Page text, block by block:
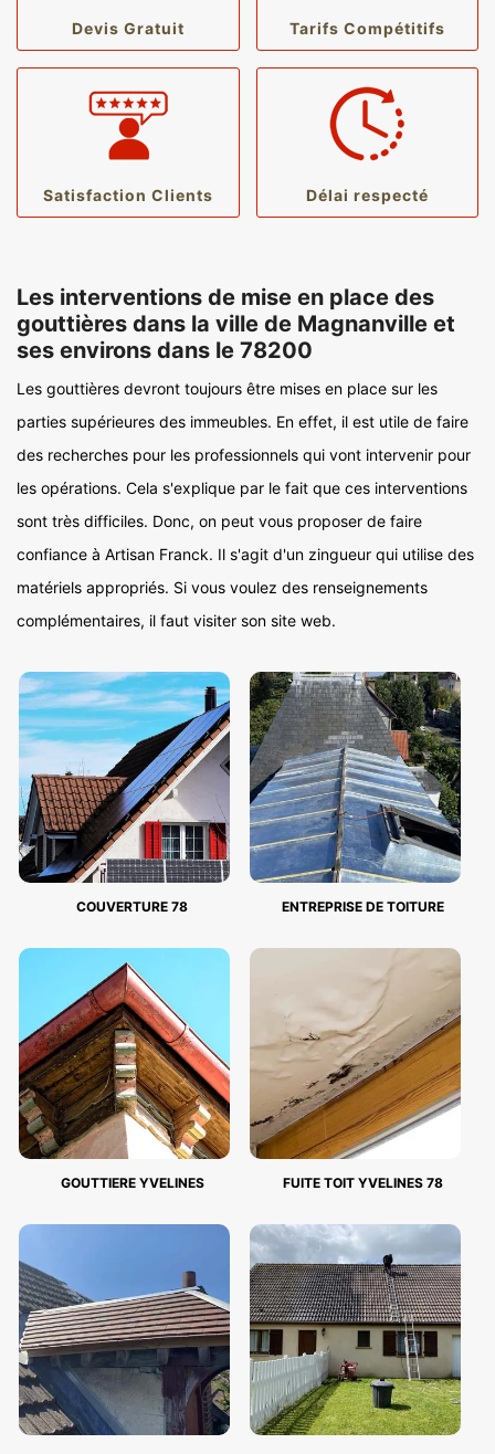
Devis Gratuit Tarifs Compétitifs
Satisfaction Clients Délai respecté
Les interventions de mise en place des
gouttières dans la ville de Magnanville et
ses environs dans le 78200
Les gouttières devront toujours être mises en place sur les
parties supérieures des immeubles. En effet, il est utile de faire
des recherches pour les professionnels qui vont intervenir pour
les opérations. Cela s'explique par le fait que ces interventions
sont très difficiles. Donc, on peut vous proposer de faire
confiance à Artisan Franck. Il s'agit d'un zingueur qui utilise des
matériels appropriés. Si vous voulez des renseignements
complémentaires, il faut visiter son site web.
COUVERTURE 78 ENTREPRISE DE TOITURE
GOUTTIERE YVELINES FUITE TOIT YVELINES 78